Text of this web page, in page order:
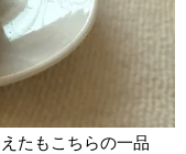
たもこちらの一品